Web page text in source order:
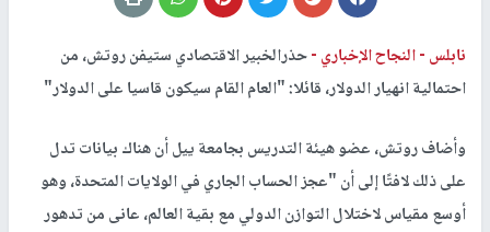
نابلس -النجاح الإخباري -حذرالخبير الاقتصادي ستيفن روتش، من
احتمالية انهيار الدولار، قائلا: "العام القام سيكون قاسيا على الدولار"
وأضاف روتش، عضو هيئة التدريس بجامعة ييل أن هناك بيانات تدل
على ذلك لافتًا إلى أن "عجز الحساب الجاري في الولايات المتحدة، وهو
أوسع مقياس لاختلال التوازن الدولي مع بقية العالم، عانى من تدهور